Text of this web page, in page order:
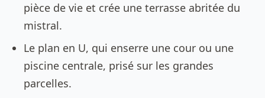
pièce de vie et crée une terrasse abritée du
mistral.
Le plan en U, qui enserre une cour ou une
piscine centrale, prisé sur les grandes
parcelles.